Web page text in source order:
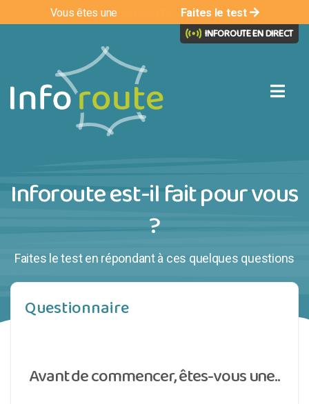
Vous êtes une Faites le test
INFOROUTE EN DIRECT
Inforoute est-il fait pour vous
?
Faites le test en répondant à ces quelques questions
Questionnaire
Avant de commencer, êtes-vous une..